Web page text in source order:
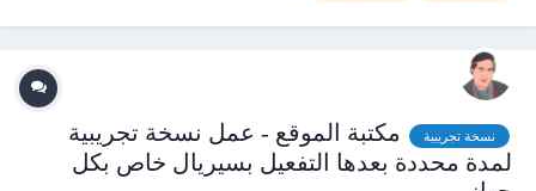
نسخة تجريبية
مكتبة الموقع - عمل نسخة تجريبية
لمدة محددة بعدها التفعيل بسيريال خاص بكل